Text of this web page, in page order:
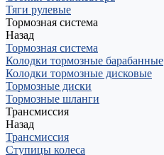
Тяги рулевые
Тормозная система
Назад
Тормозная система
Колодки тормозные барабанные
Колодки тормозные дисковые
Тормозные диски
Тормозные шланги
Трансмиссия
Назад
Трансмиссия
Ступицы колеса